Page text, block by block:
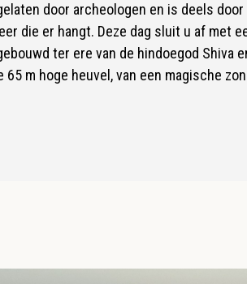
door archeologen en is deels
die er hangt. Deze dag sluit u af met
ter ere van de hindoegod Shiva
65 m hoge heuvel, van een magische